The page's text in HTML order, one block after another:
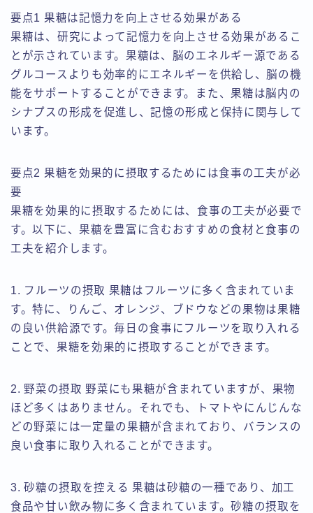
要点1 果糖は記憶力を向上させる効果がある
果糖は、研究によって記憶力を向上させる効果があるこ
とが示されています。果糖は、脳のエネルギー源である
グルコースよりも効率的にエネルギーを供給し、脳の機
能をサポートすることができます。また、果糖は脳内の
シナプスの形成を促進し、記憶の形成と保持に関与して
います。
要点2 果糖を効果的に摂取するためには食事の工夫が必
要
果糖を効果的に摂取するためには、食事の工夫が必要で
す。以下に、果糖を豊富に含むおすすめの食材と食事の
工夫を紹介します。
1. フルーツの摂取 果糖はフルーツに多く含まれていま
す。特に、りんご、オレンジ、ブドウなどの果物は果糖
の良い供給源です。毎日の食事にフルーツを取り入れる
ことで、果糖を効果的に摂取することができます。
2. 野菜の摂取 野菜にも果糖が含まれていますが、果物
ほど多くはありません。それでも、トマトやにんじんな
どの野菜には一定量の果糖が含まれており、バランスの
良い食事に取り入れることができます。
3. 砂糖の摂取を控える 果糖は砂糖の一種であり、加工
食品や甘い飲み物に多く含まれています。砂糖の摂取を